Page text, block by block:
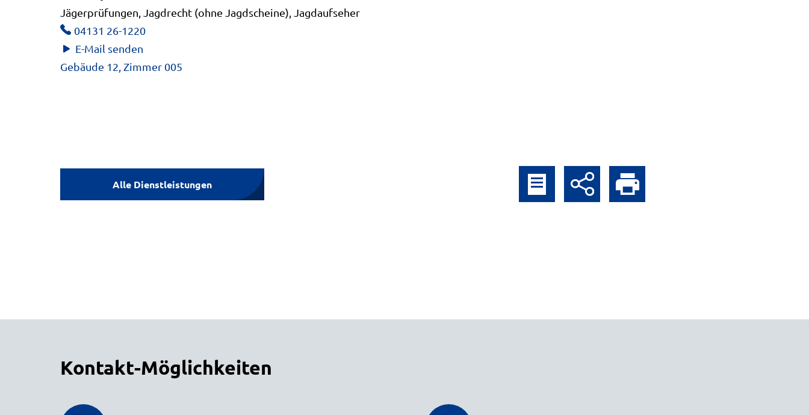
Jägerprüfungen, Jagdrecht (ohne Jagdscheine), Jagdaufseher
04131 26-1220
E-Mail senden
Gebäude 12, Zimmer 005
Alle Dienstleistungen
Kontakt-Möglichkeiten